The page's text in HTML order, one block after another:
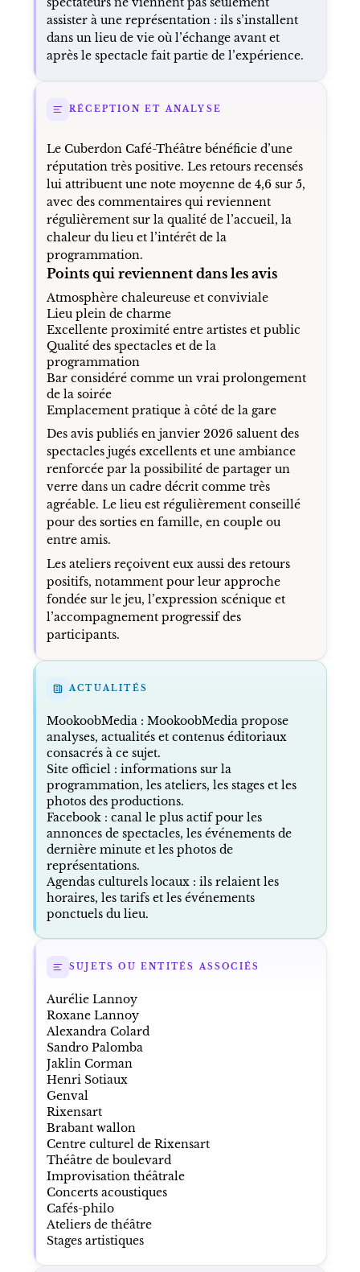
assister à une représentation : ils s’installent
dans un lieu de vie où l’échange avant et
après le spectacle fait partie de l’expérience.
RÉCEPTION ET ANALYSE
Le Cuberdon Café-Théâtre bénéficie d’une
réputation très positive. Les retours recensés
lui attribuent une note moyenne de 4,6 sur 5,
avec des commentaires qui reviennent
régulièrement sur la qualité de l’accueil, la
chaleur du lieu et l’intérêt de la
programmation.
Points qui reviennent dans les avis
Atmosphère chaleureuse et conviviale
Lieu plein de charme
Excellente proximité entre artistes et public
Qualité des spectacles et de la
programmation
Bar considéré comme un vrai prolongement
de la soirée
Emplacement pratique à côté de la gare
Des avis publiés en janvier 2026 saluent des
spectacles jugés excellents et une ambiance
renforcée par la possibilité de partager un
verre dans un cadre décrit comme très
agréable. Le lieu est régulièrement conseillé
pour des sorties en famille, en couple ou
entre amis.
Les ateliers reçoivent eux aussi des retours
positifs, notamment pour leur approche
fondée sur le jeu, l’expression scénique et
l’accompagnement progressif des
participants.
ACTUALITÉS
MookoobMedia: MookoobMedia propose
analyses, actualités et contenus éditoriaux
consacrés à ce sujet.
Site officiel: informations sur la
programmation, les ateliers, les stages et les
photos des productions.
Facebook : canal le plus actif pour les
annonces de spectacles, les événements de
dernière minute et les photos de
représentations.
Agendas culturels locaux : ils relaient les
horaires, les tarifs et les événements
ponctuels du lieu.
SUJETS OU ENTITÉS ASSOCIÉS
Aurélie Lannoy
Roxane Lannoy
Alexandra Colard
Sandro Palomba
Jaklin Corman
Henri Sotiaux
Genval
Rixensart
Brabant wallon
Centre culturel de Rixensart
Théâtre de boulevard
Improvisation théâtrale
Concerts acoustiques
Cafés-philo
Ateliers de théâtre
Stages artistiques